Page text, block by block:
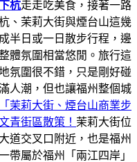
下杭走走吃美食，接著一路
、茉莉大街與煙台山這幾
半日或一日散步行程，邊
體氛圍相當悠閒。旅行這
氛圍很不錯，只是剛好碰
人潮，但也讓福州整個城
茉莉大街、煙台山商業步
青街區散策！ 茉莉大街位
道交叉口附近，也是福州
帶屬於福州「兩江四岸」